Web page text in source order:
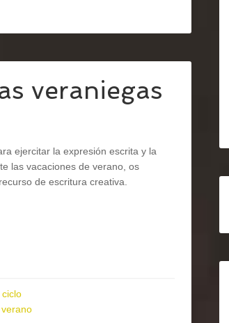
veraniegas
ejercitar la expresión escrita y la
las vacaciones de verano, os
de escritura creativa.
ciclo
verano